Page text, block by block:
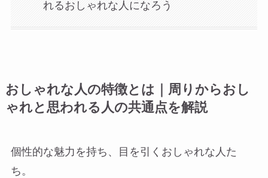
れるおしゃれな人になろう
おしゃれな人の特徴とは｜周りからおし
ゃれと思われる人の共通点を解説
個性的な魅力を持ち、目を引くおしゃれな人た
ち。